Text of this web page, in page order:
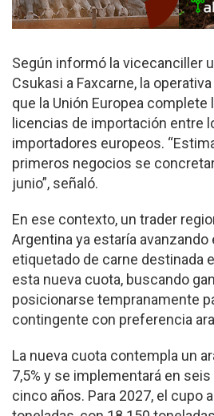
Según informó la vicecanciller
Csukasi a Faxcarne, la
que la Unión Europea complete
licencias de importación entre
importadores europeos.
primeros negocios se
junio”, señaló.
En ese contexto, un trader
Argentina ya estaría
etiquetado de carne destinada
esta nueva cuota, buscando
posicionarse tempranamente
contingente con preferencia
La nueva cuota contempla un
7,5% y se implementará en
cinco años. Para 2027, el cupo